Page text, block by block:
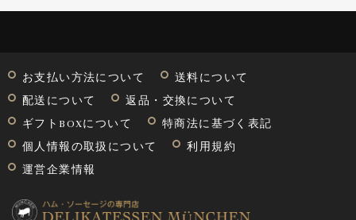
お支払い方法について
送料について
配送について
返品・交換について
ギフトBOXについて
特商法に基づく表記
個人情報の取扱について
利用規約
運営企業情報